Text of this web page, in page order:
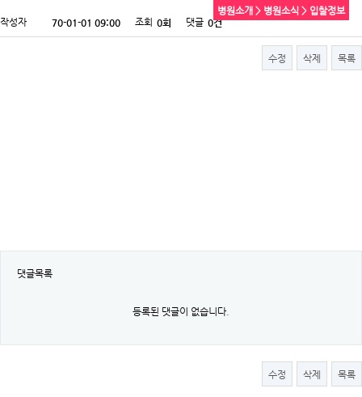
병원소개 > 병원소식 > 입찰정보
작성자
70-01-01 09:00 조회 0회 댓글 0건
수정 삭제 목록
댓글목록
등록된 댓글이 없습니다.
수정 삭제 목록